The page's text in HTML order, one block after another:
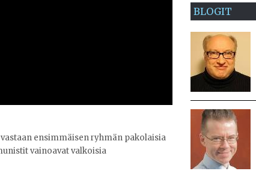
ensimmäisen ryhmän pakolaisia
vainoavat valkoisia
BLOGIT